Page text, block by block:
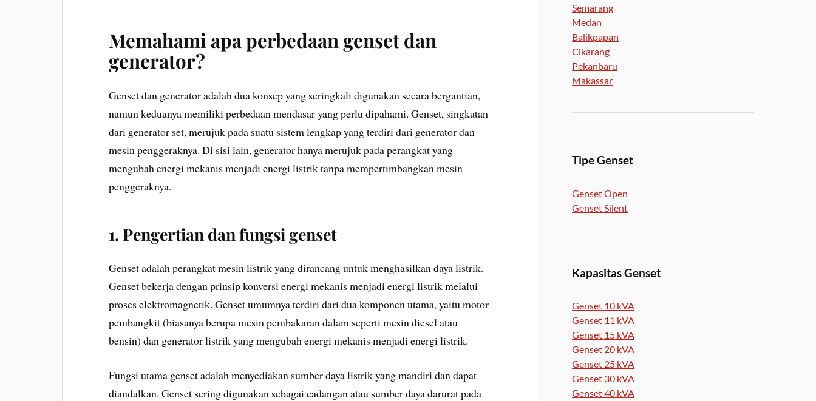
Memahami apa perbedaan genset dan
generator?
Genset dan generator adalah dua konsep yang seringkali digunakan secara bergantian,
namun keduanya memiliki perbedaan mendasar yang perlu dipahami. Genset, singkatan
dari generator set, merujuk pada suatu sistem lengkap yang terdiri dari generator dan
mesin penggeraknya. Di sisi lain, generator hanya merujuk pada perangkat yang
mengubah energi mekanis menjadi energi listrik tanpa mempertimbangkan mesin
penggeraknya.
1. Pengertian dan fungsi genset
Genset adalah perangkat mesin listrik yang dirancang untuk menghasilkan daya listrik.
Genset bekerja dengan prinsip konversi energi mekanis menjadi energi listrik melalui
proses elektromagnetik. Genset umumnya terdiri dari dua komponen utama, yaitu motor
pembangkit (biasanya berupa mesin pembakaran dalam seperti mesin diesel atau
bensin) dan generator listrik yang mengubah energi mekanis menjadi energi listrik.
Fungsi utama genset adalah menyediakan sumber daya listrik yang mandiri dan dapat
diandalkan. Genset sering digunakan sebagai cadangan atau sumber daya darurat pada
Semarang
Medan
Balikpapan
Cikarang
Pekanbaru
Makassar
Tipe Genset
Genset Open
Genset Silent
Kapasitas Genset
Genset 10 kVA
Genset 11 kVA
Genset 15 kVA
Genset 20 kVA
Genset 25 kVA
Genset 30 kVA
Genset 40 kVA